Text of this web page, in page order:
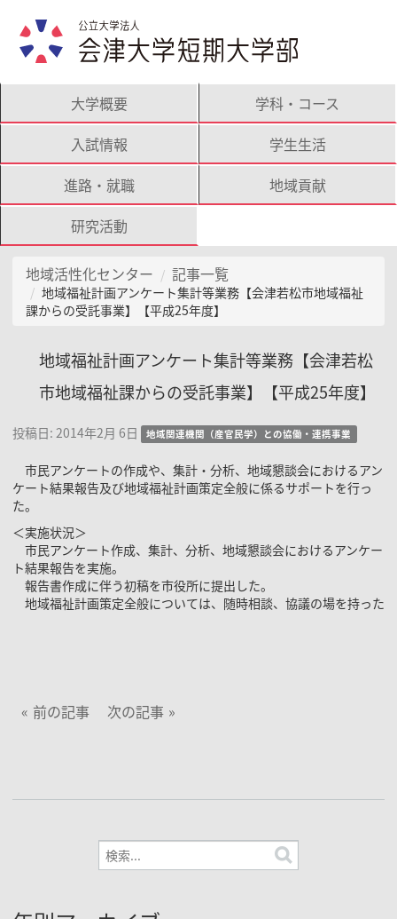
大学概要
学科・コース
入試情報
学生生活
進路・就職
地域貢献
研究活動
地域活性化センター 記事一覧
地域福祉計画アンケート集計等業務【会津若松市地域福祉
課からの受託事業】【平成25年度】
地域福祉計画アンケート集計等業務【会津若松
市地域福祉課からの受託事業】【平成25年度】
投稿日: 2014年2月 6日 地域関連機関（産官民学）との協働・連携事業
市民アンケートの作成や、集計・分析、地域懇談会におけるアン
ケート結果報告及び地域福祉計画策定全般に係るサポートを行っ
た。
＜実施状況＞
市民アンケート作成、集計、分析、地域懇談会におけるアンケー
ト結果報告を実施。
報告書作成に伴う初稿を市役所に提出した。
地域福祉計画策定全般については、随時相談、協議の場を持った
前の記事 次の記事